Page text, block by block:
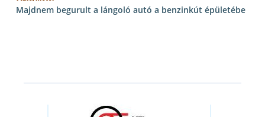
Majdnem begurult a lángoló autó a benzinkút épületébe